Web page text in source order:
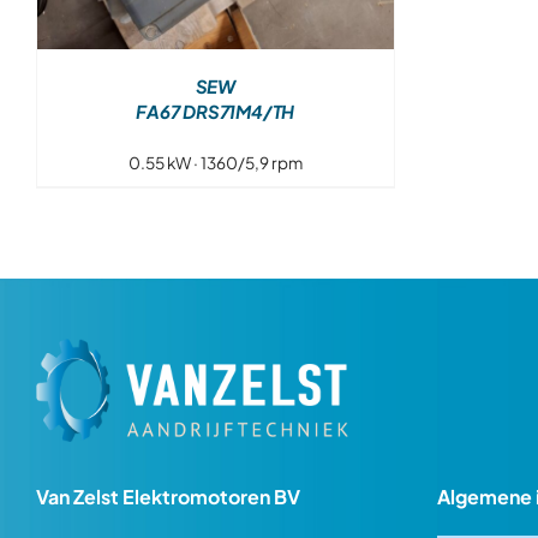
SEW
FA67 DRS71M4/TH
0.55 kW · 1360/5,9 rpm
Van Zelst Elektromotoren BV